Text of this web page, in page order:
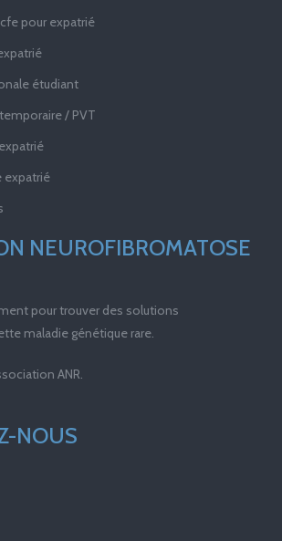
pour expatrié
étudiant
/ PVT
expatrié
NEUROFIBROMATOSE
pour trouver des solutions
maladie génétique rare.
ANR.
NOUS